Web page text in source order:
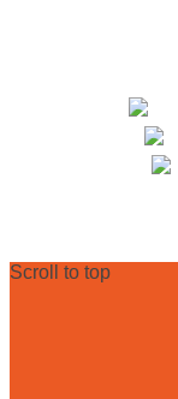
Scroll to top